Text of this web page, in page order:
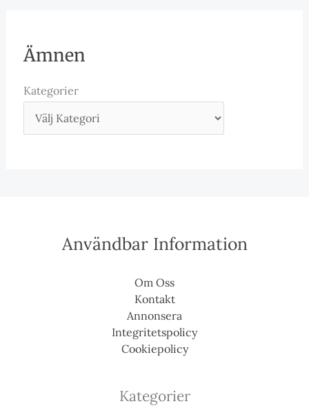
Ämnen
Kategorier
Användbar Information
Om Oss
Kontakt
Annonsera
Integritetspolicy
Cookiepolicy
Kategorier